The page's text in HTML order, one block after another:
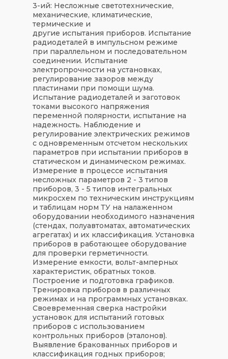
3-ий: Несложные светотехнические,
механические, климатические,
термические и
другие испытания приборов. Испытание
радиодеталей в импульсном режиме
при параллельном и последовательном
соединении. Испытание
электропрочности на установках,
регулирование зазоров между
пластинами при помощи шума.
Испытание радиодеталей и заготовок
токами высокого напряжения
переменной полярности, испытание на
надежность. Наблюдение и
регулирование электрических режимов
с одновременным отсчетом нескольких
параметров при испытании приборов в
статическом и динамическом режимах.
Измерение в процессе испытания
несложных параметров 2 - 3 типов
приборов, 3 - 5 типов интегральных
микросхем по техническим инструкциям
и таблицам норм ТУ на налаженном
оборудовании необходимого назначения
(стендах, полуавтоматах, автоматических
агрегатах) и их классификация. Установка
приборов в работающее оборудование
для проверки герметичности.
Измерение емкости, вольт-амперных
характеристик, обратных токов.
Построение и подготовка графиков.
Тренировка приборов в различных
режимах и на программных установках.
Своевременная сверка настройки
установок для испытаний готовых
приборов с использованием
контрольных приборов (эталонов).
Выявление бракованных приборов и
классификация годных приборов;